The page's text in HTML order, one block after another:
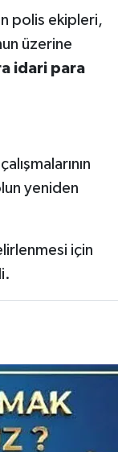
polis ekipleri,
üzerine
idari para
yeniden
için